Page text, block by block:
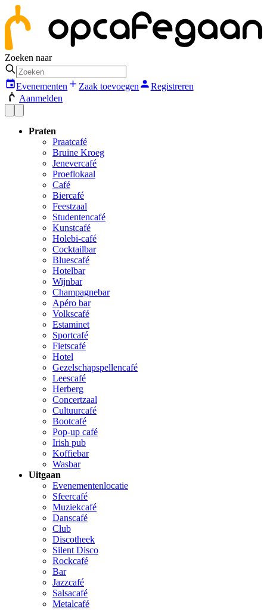
Zoeken naar
Evenementen Zaak toevoegen
Registreren
Aanmelden
Praten
Praatcafé
Bruine Kroeg
Jenevercafé
Proeflokaal
Café
Biercafé
Feestzaal
Studentencafé
Kunstcafé
Holebi-café
Cocktailbar
Bluescafé
Hotelbar
Wijnbar
Champagnebar
Apéro bar
Volkscafé
Estaminet
Sportcafé
Fietscafé
Hotel
Gezelschapspellencafé
Leescafé
Herberg
Concertzaal
Cultuurcafé
Bootcafé
Pop-up café
Irish pub
Koffiebar
Wasbar
Uitgaan
Evenementenlocatie
Sfeercafé
Muziekcafé
Danscafé
Club
Discotheek
Silent Disco
Rockcafé
Bar
Jazzcafé
Salsacafé
Metalcafé